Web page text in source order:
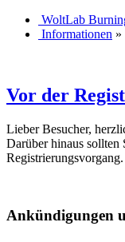
WoltLab
Informationen »
Vor der
Lieber Besucher,
Darüber hinaus sollten
Ankündigungen